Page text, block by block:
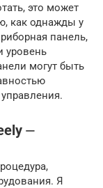
это может
как однажды у
панель,
уровень
могут быть
⏤
Я